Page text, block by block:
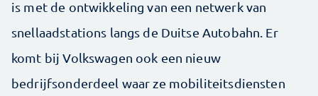
is met de ontwikkeling van een netwerk van
snellaadstations langs de Duitse Autobahn. Er
komt bij Volkswagen ook een nieuw
bedrijfsonderdeel waar ze mobiliteitsdiensten